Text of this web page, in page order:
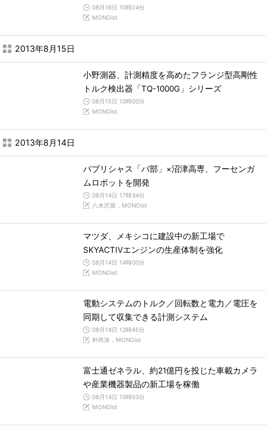
08月16日 10時24分
MONOist
2013年8月15日
小野測器、計測精度を高めたフランジ型高剛性
トルク検出器「TQ-1000G」シリーズ
08月15日 10時00分
MONOist
2013年8月14日
バブリシャス「バ部」×沼津高専、フーセンガ
ムロボットを開発
08月14日 17時34分
八木沢篤，MONOist
マツダ、メキシコに建設中の新工場で
SKYACTIVエンジンの生産体制を強化
08月14日 14時00分
MONOist
電動システムのトルク／回転数と電力／電圧を
同期して収集できる計測システム
08月14日 12時45分
朴尚洙，MONOist
富士通ゼネラル、約21億円を投じた車載カメラ
や産業機器製品の新工場を稼働
08月14日 10時03分
MONOist